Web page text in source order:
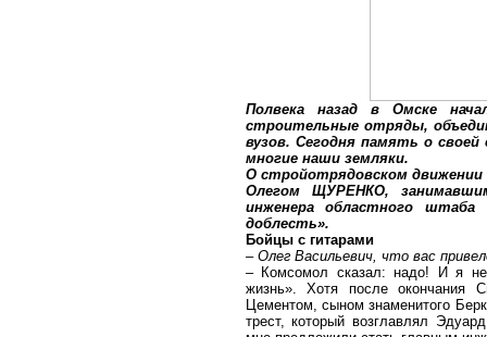
Полвека назад в Омске
строительные отряды,
вузов. Сегодня память о
многие наши земляки.
О стройотрядовском
Олегом ЩУРЕНКО,
инженера областного
доблесть».
Бойцы с гитарами
– Олег Васильевич, что вас
– Комсомол сказал: надо! И я не
жизнь». Хотя после окончания
Цементом, сыном знаменитого
трест, который возглавлял